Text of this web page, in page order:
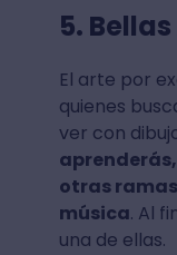
5.
El arte por
quienes
ver con
otras
música. Al
una de ellas.